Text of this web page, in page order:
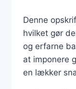
Denne
hvilket gør
og erfarne
at imponere
en lækker